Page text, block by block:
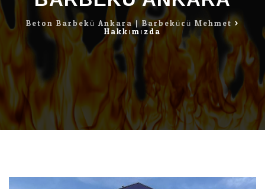
Beton Barbekü Ankara | Barbekücü Mehmet >
Hakkımızda